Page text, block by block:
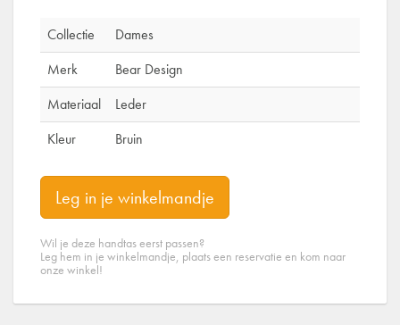
Collectie
Dames
Merk
Bear Design
Materiaal
Leder
Kleur
Bruin
Leg in je winkelmandje
Wil je deze handtas eerst passen?
Leg hem in je winkelmandje, plaats een reservatie en kom naar
onze winkel!